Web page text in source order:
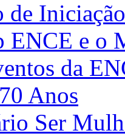
de
ENCE e o
da
Anos
Ser